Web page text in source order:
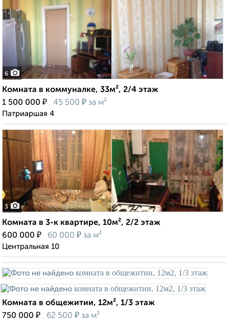
6
Комната в коммуналке, 33м², 2/4 этаж
1 500 000 ₽ 45 500 ₽ за м²
Патриаршая 4
3
Комната в 3-к квартире, 10м², 2/2 этаж
600 000 ₽ 60 000 ₽ за м²
Центральная 10
Комната в общежитии, 12м², 1/3 этаж
750 000 ₽ 62 500 ₽ за м²